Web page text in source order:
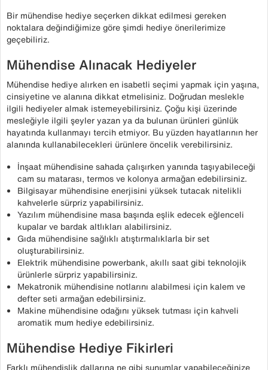
Bir mühendise hediye seçerken dikkat edilmesi gereken
noktalara değindiğimize göre şimdi hediye önerilerimize
geçebiliriz.
Mühendise Alınacak Hediyeler
Mühendise hediye alırken en isabetli seçimi yapmak için yaşına,
cinsiyetine ve alanına dikkat etmelisiniz. Doğrudan meslekle
ilgili hediyeler almak istemeyebilirsiniz. Çoğu kişi üzerinde
mesleğiyle ilgili şeyler yazan ya da bulunan ürünleri günlük
hayatında kullanmayı tercih etmiyor. Bu yüzden hayatlarının her
alanında kullanabilecekleri ürünlere öncelik verebilirsiniz.
İnşaat mühendisine sahada çalışırken yanında taşıyabileceği
cam su matarası, termos ve kolonya armağan edebilirsiniz.
Bilgisayar mühendisine enerjisini yüksek tutacak nitelikli
kahvelerle sürpriz yapabilirsiniz.
Yazılım mühendisine masa başında eşlik edecek eğlenceli
kupalar ve bardak altlıkları alabilirsiniz.
Gıda mühendisine sağlıklı atıştırmalıklarla bir set
oluşturabilirsiniz.
Elektrik mühendisine powerbank, akıllı saat gibi teknolojik
ürünlerle sürpriz yapabilirsiniz.
Mekatronik mühendisine notlarını alabilmesi için kalem ve
defter seti armağan edebilirsiniz.
Makine mühendisine odağını yüksek tutması için kahveli
aromatik mum hediye edebilirsiniz.
Mühendise Hediye Fikirleri
Farklı mühendislik dallarına ne gibi sunumlar yapabileceğinize